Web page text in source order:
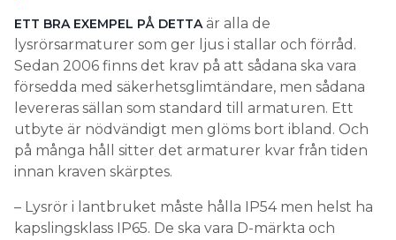
ETT BRA EXEMPEL PÅ DETTA är alla de
lysrörsarmaturer som ger ljus i stallar och förråd.
Sedan 2006 finns det krav på att sådana ska vara
försedda med säkerhetsglimtändare, men sådana
levereras sällan som standard till armaturen. Ett
utbyte är nödvändigt men glöms bort ibland. Och
på många håll sitter det armaturer kvar från tiden
innan kraven skärptes.
– Lysrör i lantbruket måste hålla IP54 men helst ha
kapslingsklass IP65. De ska vara D-märkta och